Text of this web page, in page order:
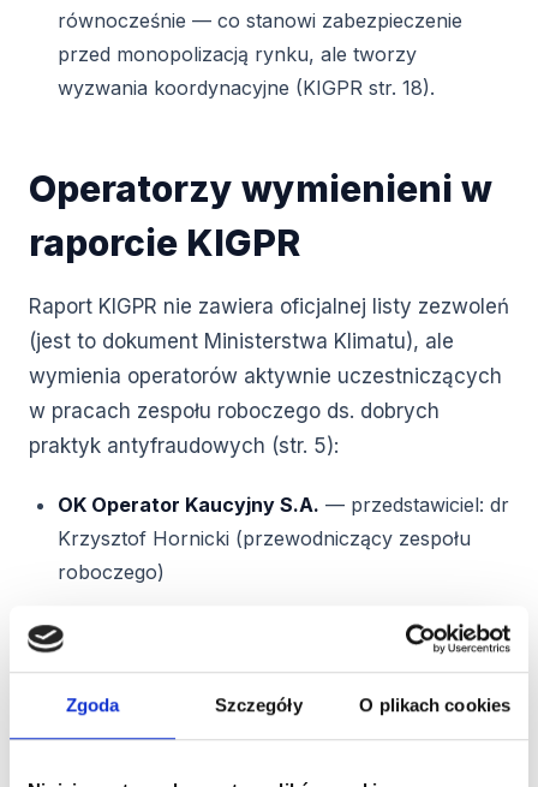
Zgoda Szczegóły O plikach cookies
równocześnie — co stanowi zabezpieczenie
przed monopolizacją rynku, ale tworzy
wyzwania koordynacyjne (KIGPR str. 18).
Operatorzy wymienieni w
raporcie KIGPR
Raport KIGPR nie zawiera oficjalnej listy zezwoleń
(jest to dokument Ministerstwa Klimatu), ale
wymienia operatorów aktywnie uczestniczących
w pracach zespołu roboczego ds. dobrych
praktyk antyfraudowych (str. 5):
OK Operator Kaucyjny S.A. — przedstawiciel: dr
Krzysztof Hornicki (przewodniczący zespołu
roboczego)
— przedstawiciel: Paweł
Sosnowski
Ponadto w pracach uczestniczą wprowadzający
(KIGPR, ZPHU INEX, Wosana, Mineral Water